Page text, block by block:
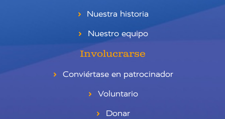
Nuestra historia
Nuestro equipo
Involucrarse
Conviértase en patrocinador
Voluntario
Donar